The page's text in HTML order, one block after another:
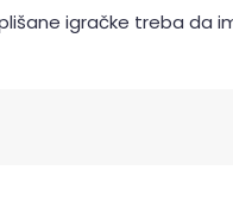
igračke treba da